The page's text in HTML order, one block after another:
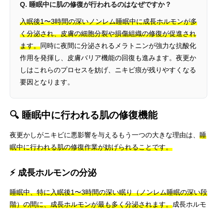
Q. 睡眠中に肌の修復が行われるのはなぜですか？
入眠後1〜3時間の深いノンレム睡眠中に成長ホルモンが多
く分泌され、皮膚の細胞分裂や損傷組織の修復が促進され
ます。同時に夜間に分泌されるメラトニンが強力な抗酸化
作用を発揮し、皮膚バリア機能の回復も進みます。夜更か
しはこれらのプロセスを妨げ、ニキビ痕が残りやすくなる
要因となります。
🔍 睡眠中に行われる肌の修復機能
夜更かしがニキビに悪影響を与えるもう一つの大きな理由は、 睡
眠中に行われる肌の修復作業が妨げられることです。
⚡ 成長ホルモンの分泌
睡眠中、特に入眠後1〜3時間の深い眠り（ノンレム睡眠の深い段
階）の間に、成長ホルモンが最も多く分泌されます。成長ホルモ